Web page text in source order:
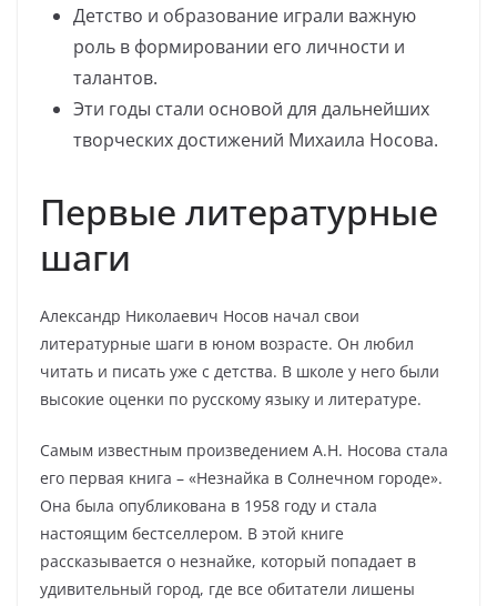
Детство и образование играли важную
роль в формировании его личности и
талантов.
Эти годы стали основой для дальнейших
творческих достижений Михаила Носова.
Первые литературные
шаги
Александр Николаевич Носов начал свои
литературные шаги в юном возрасте. Он любил
читать и писать уже с детства. В школе у него были
высокие оценки по русскому языку и литературе.
Самым известным произведением А.Н. Носова стала
его первая книга – «Незнайка в Солнечном городе».
Она была опубликована в 1958 году и стала
настоящим бестселлером. В этой книге
рассказывается о незнайке, который попадает в
удивительный город, где все обитатели лишены